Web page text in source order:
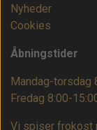
Nyheder
Cookies
Åbningstider
Mandag-torsdag
Fredag 8:00-
Vi spiser frokost